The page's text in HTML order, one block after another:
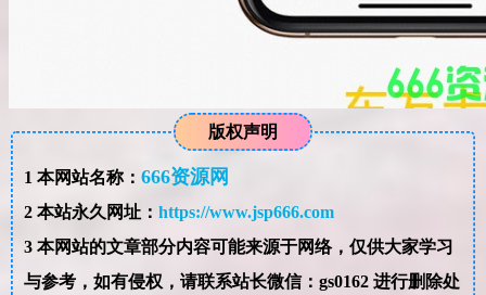
版权声明
1 本网站名称： 666资源网
2本站永久网址： https://www.jsp666.com
3本网站的文章部分内容可能来源于网络，仅供大家学习
与参考，如有侵权，请联系站长微信：gs0162 进行删除处